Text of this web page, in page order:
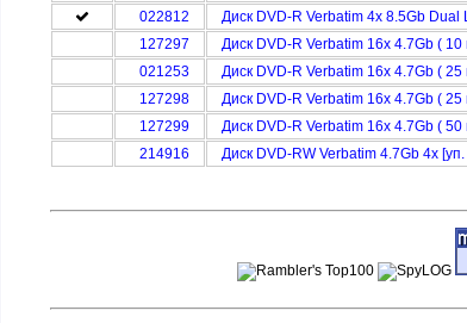
022812
Диск DVD-R Verbatim 4x 8.5Gb
127297
Диск DVD-R Verbatim 16x 4.7Gb (
021253
Диск DVD-R Verbatim 16x 4.7Gb (
127298
Диск DVD-R Verbatim 16x 4.7Gb (
127299
Диск DVD-R Verbatim 16x 4.7Gb (
214916
Диск DVD-RW Verbatim 4.7Gb 4x